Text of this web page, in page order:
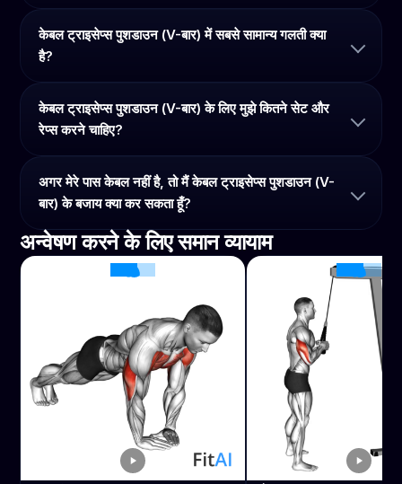
केबल ट्राइसेप्स पुशडाउन (V-बार) में सबसे सामान्य गलती क्या
है?
केबल ट्राइसेप्स पुशडाउन (V-बार) के लिए मुझे कितने सेट और
रेप्स करने चाहिए?
अगर मेरे पास केबल नहीं है, तो मैं केबल ट्राइसेप्स पुशडाउन (V-
बार) के बजाय क्या कर सकता हूँ?
अन्वेषण करने के लिए समान व्यायाम